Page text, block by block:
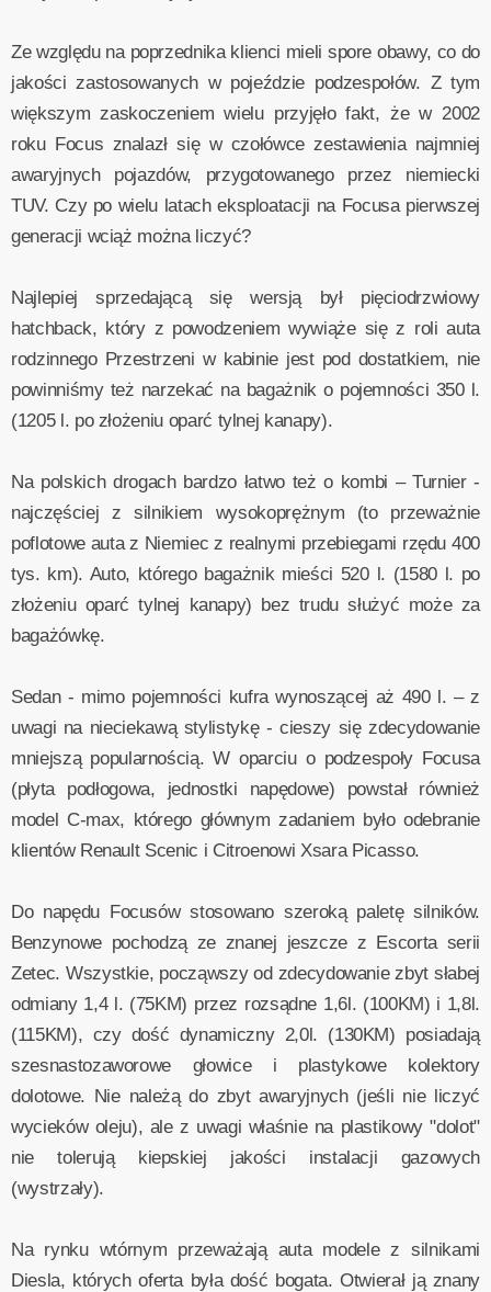
Ze względu na poprzednika klienci mieli spore obawy, co do
jakości zastosowanych w pojeździe podzespołów. Z tym
większym zaskoczeniem wielu przyjęło fakt, że w 2002
roku Focus znalazł się w czołówce zestawienia najmniej
awaryjnych pojazdów, przygotowanego przez niemiecki
TUV. Czy po wielu latach eksploatacji na Focusa pierwszej
generacji wciąż można liczyć?
Najlepiej sprzedającą się wersją był pięciodrzwiowy
hatchback, który z powodzeniem wywiąże się z roli auta
rodzinnego Przestrzeni w kabinie jest pod dostatkiem, nie
powinniśmy też narzekać na bagażnik o pojemności 350 l.
(1205 l. po złożeniu oparć tylnej kanapy).
Na polskich drogach bardzo łatwo też o kombi – Turnier -
najczęściej z silnikiem wysokoprężnym (to przeważnie
poflotowe auta z Niemiec z realnymi przebiegami rzędu 400
tys. km). Auto, którego bagażnik mieści 520 l. (1580 l. po
złożeniu oparć tylnej kanapy) bez trudu służyć może za
bagażówkę.
Sedan - mimo pojemności kufra wynoszącej aż 490 l. – z
uwagi na nieciekawą stylistykę - cieszy się zdecydowanie
mniejszą popularnością. W oparciu o podzespoły Focusa
(płyta podłogowa, jednostki napędowe) powstał również
model C-max, którego głównym zadaniem było odebranie
klientów Renault Scenic i Citroenowi Xsara Picasso.
Do napędu Focusów stosowano szeroką paletę silników.
Benzynowe pochodzą ze znanej jeszcze z Escorta serii
Zetec. Wszystkie, począwszy od zdecydowanie zbyt słabej
odmiany 1,4 l. (75KM) przez rozsądne 1,6l. (100KM) i 1,8l.
(115KM), czy dość dynamiczny 2,0l. (130KM) posiadają
szesnastozaworowe głowice i plastykowe kolektory
dolotowe. Nie należą do zbyt awaryjnych (jeśli nie liczyć
wycieków oleju), ale z uwagi właśnie na plastikowy "dolot"
nie tolerują kiepskiej jakości instalacji gazowych
(wystrzały).
Na rynku wtórnym przeważają auta modele z silnikami
Diesla, których oferta była dość bogata. Otwierał ją znany